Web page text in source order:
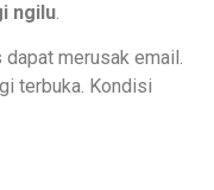
ngilu.
merusak email.
terbuka. Kondisi